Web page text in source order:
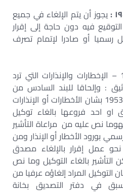
يجوز أن يتم الإلغاء في جميع
فيه دون حاجة إلى إقرار
أو صادرا لإتمام تصرف
منشور فنی ۲٤ لسنة 1961 – الإخطارات والإنذارات التي ترد
: وإلحاقا للبند السادس من
الكتاب الدورى رقم 9 لسنة 1953 بشان الأخطارات أو الإنذارات
او احد فروعها بالغاء توكيل
نص عليه من مراعاة التأشير
بورود الأخطار أو الإنذار ومن
نحو عمل إقرار بالإلغاء مصدق
بالغاء التوكيل وما نص
التوكيل المراد إلغاؤه عرفيا من
في دفتر التصديق بخانة